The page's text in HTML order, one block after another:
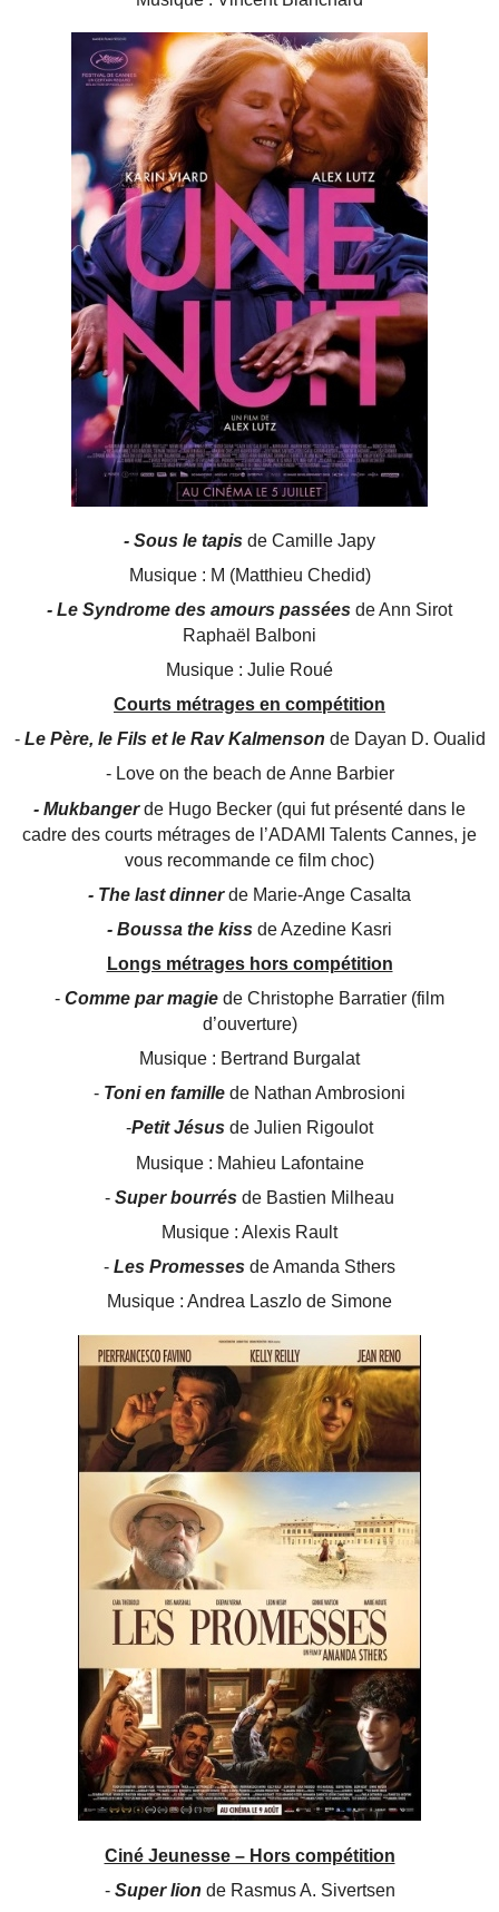
- Sous le tapis de Camille Japy
Musique : M (Matthieu Chedid)
- Le Syndrome des amours passées de Ann Sirot
Raphaël Balboni
Musique : Julie Roué
Courts métrages en compétition
- Le Père, le Fils et le Rav Kalmenson de Dayan D. Oualid
- Love on the beach de Anne Barbier
- Mukbangerde Hugo Becker (qui fut présenté dans le
cadre des courts métrages de l’ADAMI Talents Cannes, je
vous recommande ce film choc)
- The last dinnerde Marie-Ange Casalta
- Boussa the kiss de Azedine Kasri
Longs métrages hors compétition
- Comme par magie de Christophe Barratier (film
d’ouverture)
Musique : Bertrand Burgalat
- Toni en famille de Nathan Ambrosioni
-Petit Jésus de Julien Rigoulot
Musique : Mahieu Lafontaine
- Super bourrés de Bastien Milheau
Musique : Alexis Rault
- Les Promesses de Amanda Sthers
Musique : Andrea Laszlo de Simone
Ciné Jeunesse – Hors compétition
-Super lion de Rasmus A. Sivertsen